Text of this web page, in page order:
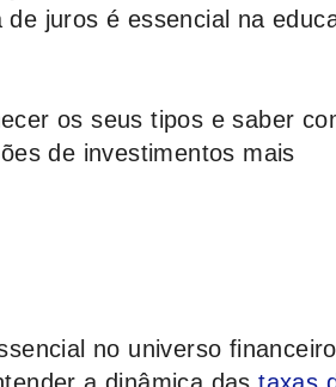
juros é essencial na
os seus tipos e saber
de investimentos mais
no universo